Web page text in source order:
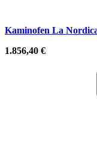
Kaminofen La
1.856,40 €